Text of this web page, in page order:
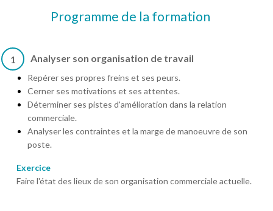
Programme de la formation
1 Analyser son organisation de travail
Repérer ses propres freins et ses peurs.
Cerner ses motivations et ses attentes.
Déterminer ses pistes d'amélioration dans la relation
commerciale.
Analyser les contraintes et la marge de manoeuvre de son
poste.
Exercice
Faire l'état des lieux de son organisation commerciale actuelle.